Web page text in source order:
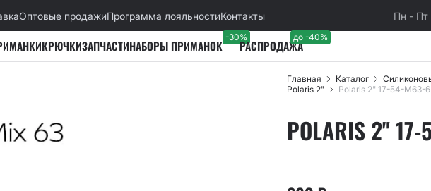
Оптовые продажиПрограмма лояльностиКонтакты Пн - Пт
КРЮЧКИЗАПЧАСТИНАБОРЫ ПРИМАНОК
-30%
РАСПРОДАЖА
до -40%
Главная Каталог
Polaris 2"
Polaris 2" 17-54-M63-6
POLARIS 2"